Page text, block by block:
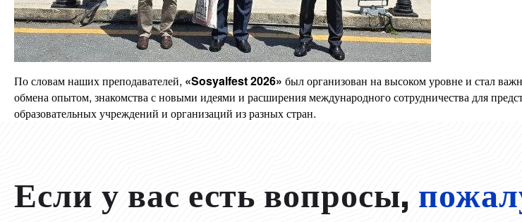
По словам наших преподавателей, «Sosyalfest 2026» был организован на высоком уровне и стал
обмена опытом, знакомства с новыми идеями и расширения международного сотрудничества для
образовательных учреждений и организаций из разных стран.
Если у вас есть вопросы,